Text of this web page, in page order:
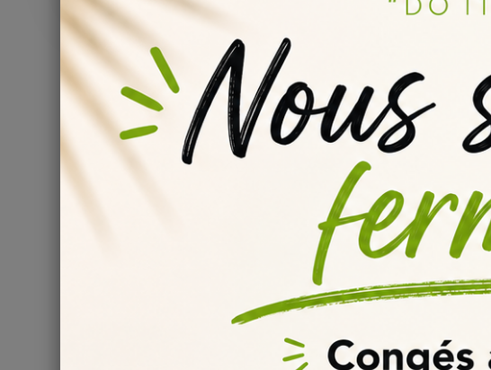
Affichage 1-2 de 2 article(s)
BASE E-LIQUIDE 100% VG
Lorsqu'il s'agit de préparer ses propres e-liquides, il est essentiel de
adeptes du DIY. Dans cet article, nous vous expliquerons tout ce que
Qu'est-ce que la base e-liquide
est une solution utilisée
contient pas de propylène glycol (PG). Elle est généralement vendue
Composition de la base e-liquide
Comme mentionné précédemment, labase e-liquide 100% VG format
est utilisé dans de nombreux produits de soins personnels, y compris